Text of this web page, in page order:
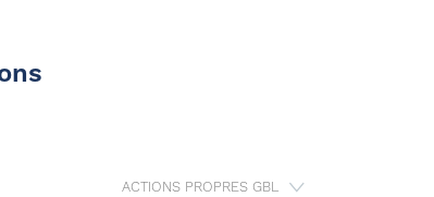
ACTIONS PROPRES GBL